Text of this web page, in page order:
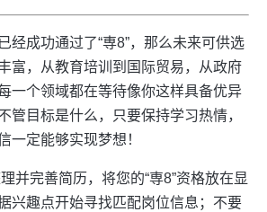
经成功通过了“専8”，那么未来可供选
富，从教育培训到国际贸易，从政府
一个领域都在等待像你这样具备优异
管目标是什么，只要保持学习热情，
一定能够实现梦想！
并完善简历，将您的“専8”资格放在显
兴趣点开始寻找匹配岗位信息；不要